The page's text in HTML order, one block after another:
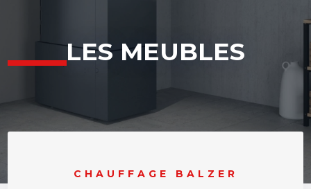
LES MEUBLES
CHAUFFAGE BALZER